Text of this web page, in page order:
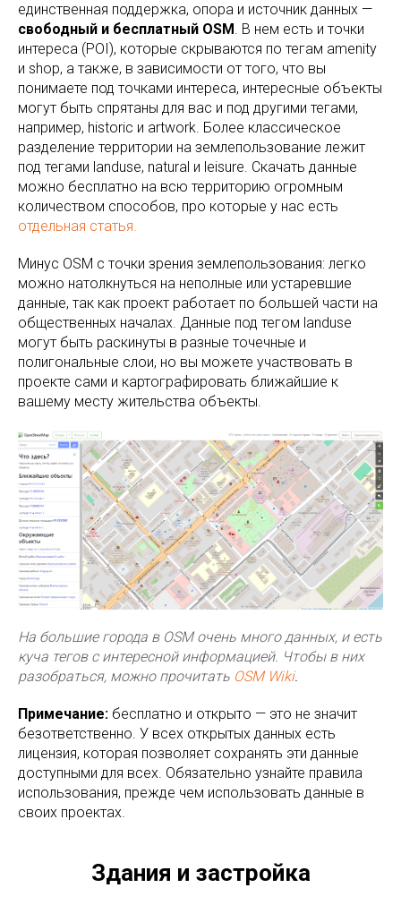
единственная поддержка, опора и источник данных —
свободный и бесплатный OSM. В нем есть и точки
интереса (POI), которые скрываются по тегам amenity
и shop, а также, в зависимости от того, что вы
понимаете под точками интереса, интересные объекты
могут быть спрятаны для вас и под другими тегами,
например, historic и artwork. Более классическое
разделение территории на землепользование лежит
под тегами landuse, natural и leisure. Скачать данные
можно бесплатно на всю территорию огромным
количеством способов, про которые у нас есть
отдельная статья.
Минус OSM с точки зрения землепользования: легко
можно натолкнуться на неполные или устаревшие
данные, так как проект работает по большей части на
общественных началах. Данные под тегом landuse
могут быть раскинуты в разные точечные и
полигональные слои, но вы можете участвовать в
проекте сами и картографировать ближайшие к
вашему месту жительства объекты.
На большие города в OSM очень много данных, и есть
куча тегов с интересной информацией. Чтобы в них
разобраться, можно прочитать OSM Wiki.
Примечание: бесплатно и открыто — это не значит
безответственно. У всех открытых данных есть
лицензия, которая позволяет сохранять эти данные
доступными для всех. Обязательно узнайте правила
использования, прежде чем использовать данные в
своих проектах.
Здания и застройка